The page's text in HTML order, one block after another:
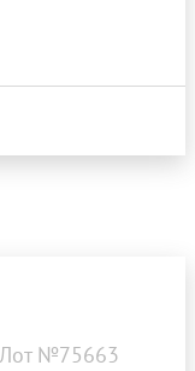
Лот №75663